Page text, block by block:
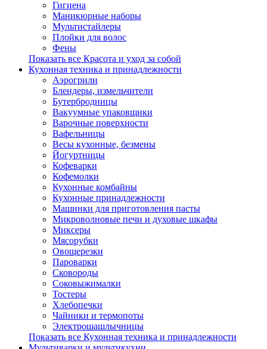
Гигиена
Маникюрные наборы
Мультистайлеры
Плойки для волос
Фены
Показать все Красота и уход за собой
Кухонная техника и принадлежности
Аэрогрили
Блендеры, измельчители
Бутербродницы
Вакуумные упаковщики
Варочные поверхности
Вафельницы
Весы кухонные, безмены
Йогуртницы
Кофеварки
Кофемолки
Кухонные комбайны
Кухонные принадлежности
Машинки для приготовления пасты
Микроволновые печи и духовые шкафы
Миксеры
Мясорубки
Овощерезки
Пароварки
Сковороды
Соковыжималки
Тостеры
Хлебопечки
Чайники и термопоты
Электрошашлычницы
Показать все Кухонная техника и принадлежности